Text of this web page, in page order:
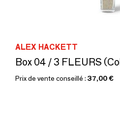
ALEX HACKETT
Box 04 / 3 FLEURS
Prix de vente conseillé : 37,00 €